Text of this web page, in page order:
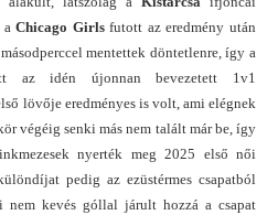
aChicago Girlsfutott az eredmény után
mentettek döntetlenre, így a
az idén újonnan bevezetett 1v1
lövője eredményes is volt, ami elégnek
végéig senki más nem talált már be, így
nyerték meg 2025 első női
pedig az ezüstérmes csapatból
nem kevés góllal járult hozzá a csapat